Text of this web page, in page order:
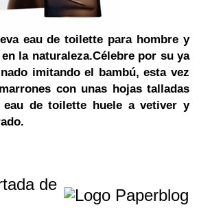
eau de toilette para hombre y
la naturaleza.Célebre por su ya
imitando el bambú, esta vez
con unas hojas talladas
de toilette huele a vetiver y
de